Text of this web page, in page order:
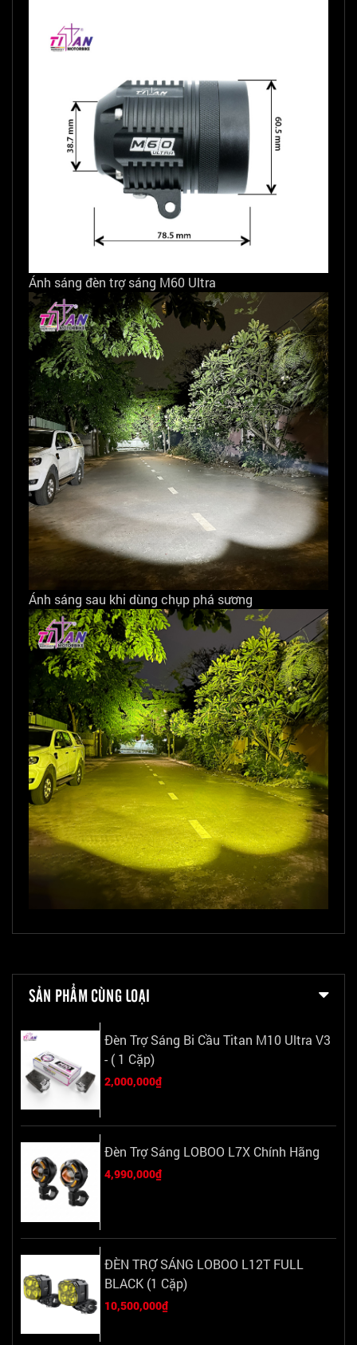
Ánh sáng đèn trợ sáng M60 Ultra
Ánh sáng sau khi dùng chụp phá sương
SẢN PHẨM CÙNG LOẠI
Đèn Trợ Sáng Bi Cầu Titan M10 Ultra V3
- ( 1 Cặp)
2,000,000₫
Đèn Trợ Sáng LOBOO L7X Chính Hãng
4,990,000₫
ĐÈN TRỢ SÁNG LOBOO L12T FULL
BLACK (1 Cặp)
10,500,000₫